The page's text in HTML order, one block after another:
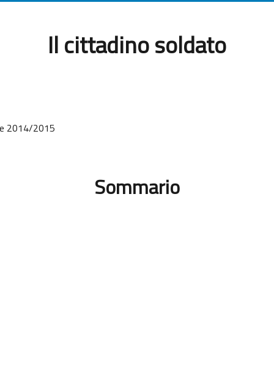
Il cittadino soldato
2014/2015
Sommario